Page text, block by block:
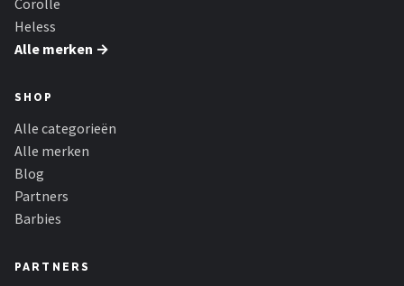
Corolle
Heless
Alle merken →
SHOP
Alle categorieën
Alle merken
Blog
Partners
Barbies
PARTNERS